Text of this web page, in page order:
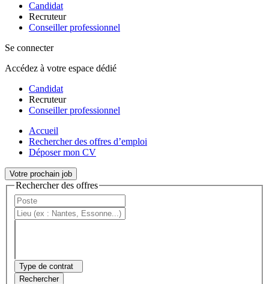
Candidat
Recruteur
Conseiller professionnel
Se connecter
Accédez à votre espace dédié
Candidat
Recruteur
Conseiller professionnel
Accueil
Rechercher des offres d’emploi
Déposer mon CV
Votre prochain job
Rechercher des offres
Type de contrat
Rechercher